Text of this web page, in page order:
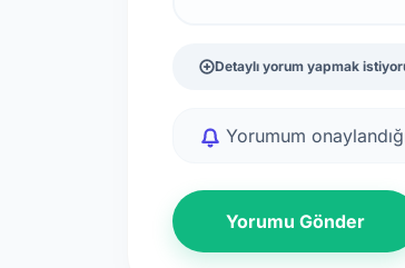
Detaylı yorum yapmak
Yorumum
Yorumu Gönder